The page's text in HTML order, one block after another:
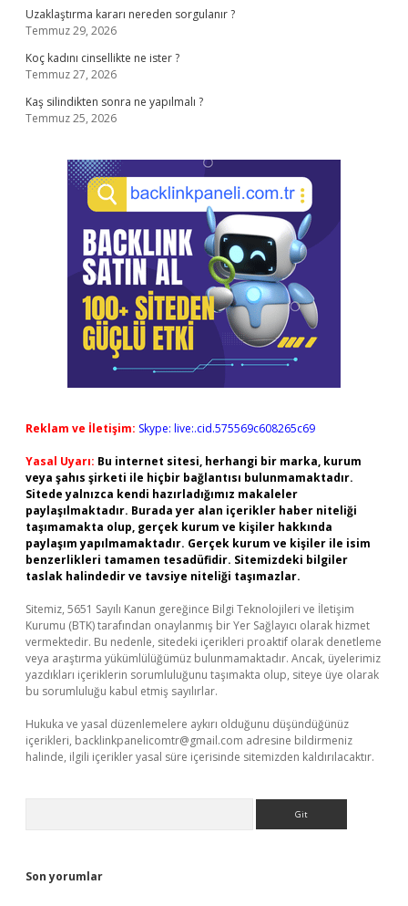
Uzaklaştırma kararı nereden sorgulanır ?
Temmuz 29, 2026
Koç kadını cinsellikte ne ister ?
Temmuz 27, 2026
Kaş silindikten sonra ne yapılmalı ?
Temmuz 25, 2026
Reklam ve İletişim: Skype: live:.cid.575569c608265c69
Yasal Uyarı: Bu internet sitesi, herhangi bir marka, kurum
veya şahıs şirketi ile hiçbir bağlantısı bulunmamaktadır.
Sitede yalnızca kendi hazırladığımız makaleler
paylaşılmaktadır. Burada yer alan içerikler haber niteliği
taşımamakta olup, gerçek kurum ve kişiler hakkında
paylaşım yapılmamaktadır. Gerçek kurum ve kişiler ile isim
benzerlikleri tamamen tesadüfidir. Sitemizdeki bilgiler
taslak halindedir ve tavsiye niteliği taşımazlar.
Sitemiz, 5651 Sayılı Kanun gereğince Bilgi Teknolojileri ve İletişim
Kurumu (BTK) tarafından onaylanmış bir Yer Sağlayıcı olarak hizmet
vermektedir. Bu nedenle, sitedeki içerikleri proaktif olarak denetleme
veya araştırma yükümlülüğümüz bulunmamaktadır. Ancak, üyelerimiz
yazdıkları içeriklerin sorumluluğunu taşımakta olup, siteye üye olarak
bu sorumluluğu kabul etmiş sayılırlar.
Hukuka ve yasal düzenlemelere aykırı olduğunu düşündüğünüz
içerikleri, backlinkpanelicomtr@gmail.com adresine bildirmeniz
halinde, ilgili içerikler yasal süre içerisinde sitemizden kaldırılacaktır.
Son yorumlar